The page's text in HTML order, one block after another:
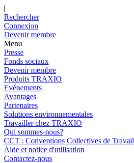
|
Rechercher
Connexion
Devenir membre
Menu
Presse
Fonds sociaux
Devenir membre
Produits TRAXIO
Evénements
Avantages
Partenaires
Solutions environnementales
Travailler chez TRAXIO
Qui sommes-nous?
CCT : Conventions Collectives de Travail
Aide et notice d'utilisation
Contactez-nous